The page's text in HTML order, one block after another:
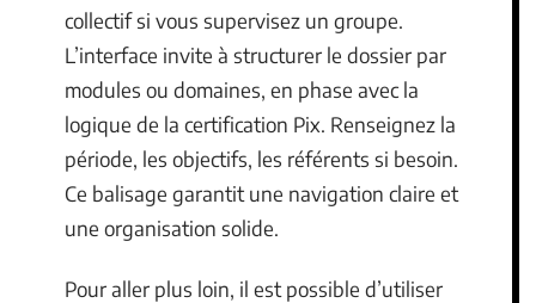
collectif si vous supervisez un groupe.
L’interface invite à structurer le dossier par
modules ou domaines, en phase avec la
logique de la certification Pix. Renseignez la
période, les objectifs, les référents si besoin.
Ce balisage garantit une navigation claire et
une organisation solide.
Pour aller plus loin, il est possible d’utiliser